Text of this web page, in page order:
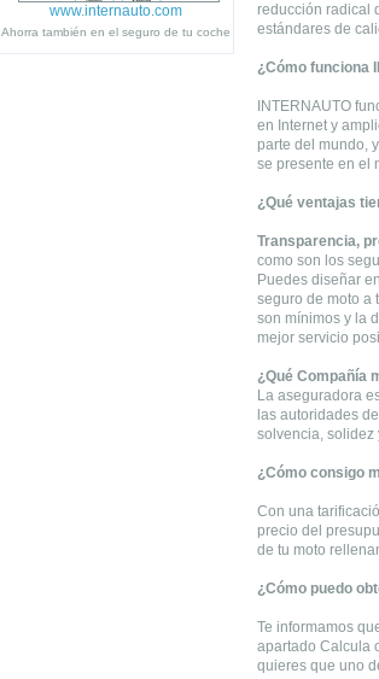
www.internauto.com
Ahorra también en el seguro de tu coche
reducción radical
estándares de
¿Cómo funciona
INTERNAUTO
en Internet y
parte del mundo,
se presente en el
¿Qué ventajas
Transparencia,
como son los
Puedes diseñar
seguro de moto a
son mínimos y la
mejor servicio
¿Qué Compañía
La aseguradora
las autoridades
solvencia,
¿Cómo consigo
Con una
precio del
de tu moto
¿Cómo puedo
Te informamos
apartado Calcula
quieres que uno